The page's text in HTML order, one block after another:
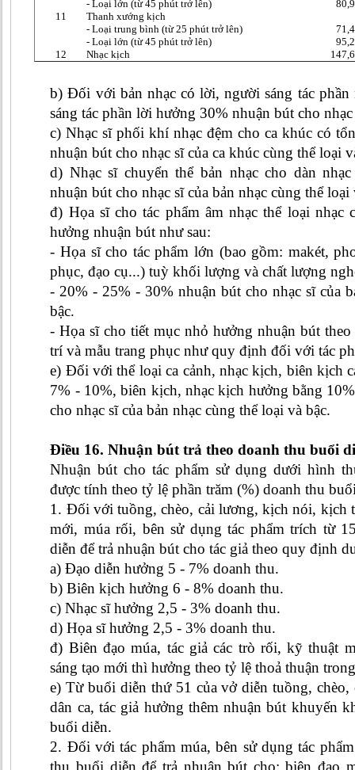
- Loại lớn (từ 45 phút trở lên)
11
Thanh x­­ướng kịch
- Loại trung bình (từ 25 phút trở lên)
- Loại lớn (từ 45 phút trở lên)
12
Nhạc kịch
b) Đối với bản nhạc có lời, người sáng tác
sáng tác phần lời hưởng 30% nhuận bút cho
c) Nhạc sĩ phối khí nhạc đệm cho ca khúc có
nhuận bút cho nhạc sĩ của ca khúc cùng thể loại
d) Nhạc sĩ chuyển thể bản nhạc cho dàn
nhuận bút cho nhạc sĩ của bản nhạc cùng thể loại
đ) Họa sĩ cho tác phẩm âm nhạc thể loại nhạc
hưởng nhuận bút như sau:
- Họa sĩ cho tác phẩm lớn (bao gồm: makét,
phục, đạo cụ...) tuỳ khối lượng và chất lượng
- 20% - 25% - 30% nhuận bút cho nhạc sĩ của
bậc.
- Họa sĩ cho tiết mục nhỏ hưởng nhuận bút
trí và mẫu trang phục như quy định đối với tác
e) Đối với thể loại ca cảnh, nhạc kịch, biên kịch
7% - 10%, biên kịch, nhạc kịch hưởng bằng
cho nhạc sĩ của bản nhạc cùng thể loại và bậc.
Điều 16. Nhuận bút trả theo doanh thu buổi
Nhuận bút cho tác phẩm sử dụng dưới hình
được tính theo tỷ lệ phần trăm (%) doanh thu
1. Đối với tuồng, chèo, cải lương, kịch nói, kịch
mới, múa rối, bên sử dụng tác phẩm trích từ
diễn để trả nhuận bút cho tác giả theo quy định
a) Đạo diễn hưởng 5 - 7% doanh thu.
b) Biên kịch hưởng 6 - 8% doanh thu.
c) Nhạc sĩ hưởng 2,5 - 3% doanh thu.
d) Họa sĩ hưởng 2,5 - 3% doanh thu.
đ) Biên đạo múa, tác giả các trò rối, kỹ thuật
sáng tạo mới thì hưởng theo tỷ lệ thoả thuận
e) Từ buổi diễn thứ 51 của vở diễn tuồng,
dân ca, tác giả hưởng thêm nhuận bút khuyến
buổi diễn.
2. Đối với tác phẩm múa, bên sử dụng tác
thu buổi diễn để trả nhuận bút cho: biên đạo